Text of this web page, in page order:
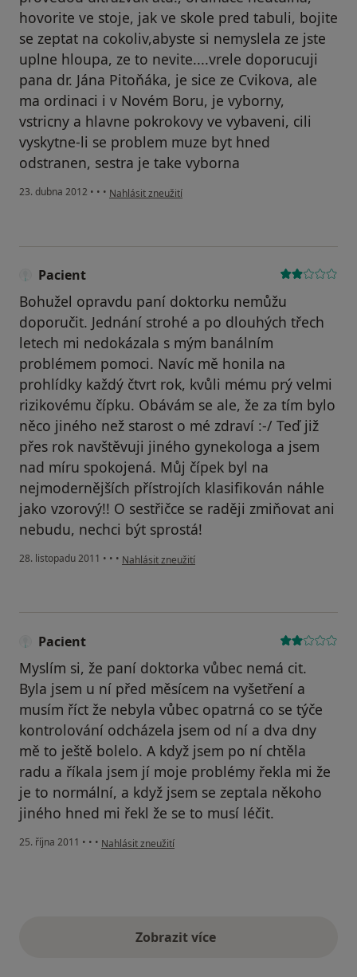
hovorite ve stoje, jak ve skole pred tabuli, bojite
se zeptat na cokoliv,abyste si nemyslela ze jste
uplne hloupa, ze to nevite....vrele doporucuji
pana dr. Jána Pitoňáka, je sice ze Cvikova, ale
ma ordinaci i v Novém Boru, je vyborny,
vstricny a hlavne pokrokovy ve vybaveni, cili
vyskytne-li se problem muze byt hned
odstranen, sestra je take vyborna
23. dubna 2012 • • • podle názoru uživatele Váš účet byl odstraněn
Nahlásit zneužití
Pacient
Bohužel opravdu paní doktorku nemůžu
doporučit. Jednání strohé a po dlouhých třech
letech mi nedokázala s mým banálním
problémem pomoci. Navíc mě honila na
prohlídky každý čtvrt rok, kvůli mému prý velmi
rizikovému čípku. Obávám se ale, že za tím bylo
něco jiného než starost o mé zdraví :-/ Teď již
přes rok navštěvuji jiného gynekologa a jsem
nad míru spokojená. Můj čípek byl na
nejmodernějších přístrojích klasifikován náhle
jako vzorový!! O sestřičce se raději zmiňovat ani
nebudu, nechci být sprostá!
28. listopadu 2011 • • • podle názoru uživatele Pacient
Nahlásit zneužití
Pacient
Myslím si, že paní doktorka vůbec nemá cit.
Byla jsem u ní před měsícem na vyšetření a
musím říct že nebyla vůbec opatrná co se týče
kontrolování odcházela jsem od ní a dva dny
mě to ještě bolelo. A když jsem po ní chtěla
radu a říkala jsem jí moje problémy řekla mi že
je to normální, a když jsem se zeptala někoho
jiného hned mi řekl že se to musí léčit.
25. října 2011 • • • podle názoru uživatele Pacient
Nahlásit zneužití
Zobrazit vícevýše uvedené názory